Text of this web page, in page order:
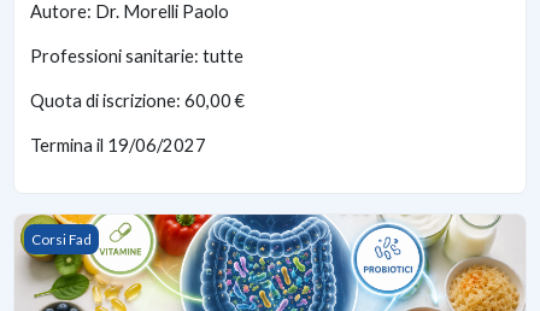
Autore: Dr. Morelli Paolo
Professioni sanitarie: tutte
Quota di iscrizione: 60,00 €
Termina il 19/06/2027
PREBIOTICI, PROBIOTICI E VITAMINE: ALLEATI INVISIBILI
Corsi Fad